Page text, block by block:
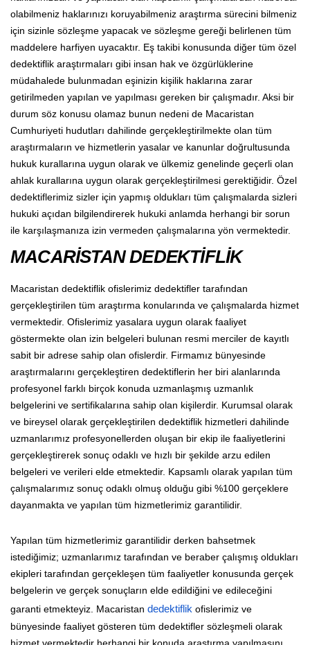
olabilmeniz haklarınızı koruyabilmeniz araştırma sürecini bilmeniz
için sizinle sözleşme yapacak ve sözleşme gereği belirlenen tüm
maddelere harfiyen uyacaktır. Eş takibi konusunda diğer tüm özel
dedektiflik araştırmaları gibi insan hak ve özgürlüklerine
müdahalede bulunmadan eşinizin kişilik haklarına zarar
getirilmeden yapılan ve yapılması gereken bir çalışmadır. Aksi bir
durum söz konusu olamaz bunun nedeni de Macaristan
Cumhuriyeti hudutları dahilinde gerçekleştirilmekte olan tüm
araştırmaların ve hizmetlerin yasalar ve kanunlar doğrultusunda
hukuk kurallarına uygun olarak ve ülkemiz genelinde geçerli olan
ahlak kurallarına uygun olarak gerçekleştirilmesi gerektiğidir. Özel
dedektiflerimiz sizler için yapmış oldukları tüm çalışmalarda sizleri
hukuki açıdan bilgilendirerek hukuki anlamda herhangi bir sorun
ile karşılaşmanıza izin vermeden çalışmalarına yön vermektedir.
MACARİSTAN DEDEKTİFLİK
Macaristan dedektiflik ofislerimiz dedektifler tarafından
gerçekleştirilen tüm araştırma konularında ve çalışmalarda hizmet
vermektedir. Ofislerimiz yasalara uygun olarak faaliyet
göstermekte olan izin belgeleri bulunan resmi merciler de kayıtlı
sabit bir adrese sahip olan ofislerdir. Firmamız bünyesinde
araştırmalarını gerçekleştiren dedektiflerin her biri alanlarında
profesyonel farklı birçok konuda uzmanlaşmış uzmanlık
belgelerini ve sertifikalarına sahip olan kişilerdir. Kurumsal olarak
ve bireysel olarak gerçekleştirilen dedektiflik hizmetleri dahilinde
uzmanlarımız profesyonellerden oluşan bir ekip ile faaliyetlerini
gerçekleştirerek sonuç odaklı ve hızlı bir şekilde arzu edilen
belgeleri ve verileri elde etmektedir. Kapsamlı olarak yapılan tüm
çalışmalarımız sonuç odaklı olmuş olduğu gibi %100 gerçeklere
dayanmakta ve yapılan tüm hizmetlerimiz garantilidir.
Yapılan tüm hizmetlerimiz garantilidir derken bahsetmek
istediğimiz; uzmanlarımız tarafından ve beraber çalışmış oldukları
ekipleri tarafından gerçekleşen tüm faaliyetler konusunda gerçek
belgelerin ve gerçek sonuçların elde edildiğini ve edileceğini
garanti etmekteyiz. Macaristan dedektiflik ofislerimiz ve
bünyesinde faaliyet gösteren tüm dedektifler sözleşmeli olarak
hizmet vermektedir herhangi bir konuda araştırma yapılmasını